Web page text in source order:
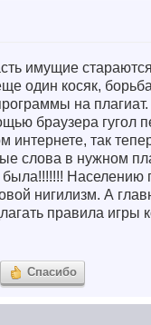
имущие
один косяк,
на плагиат.
браузера гугол
интернете, так
слова в нужном
была!!!!!!!
нигилизм. А
правила игры
Спасибо